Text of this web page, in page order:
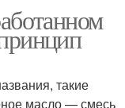
такие
масло — смесь